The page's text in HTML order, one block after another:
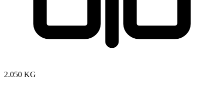
2.050 KG